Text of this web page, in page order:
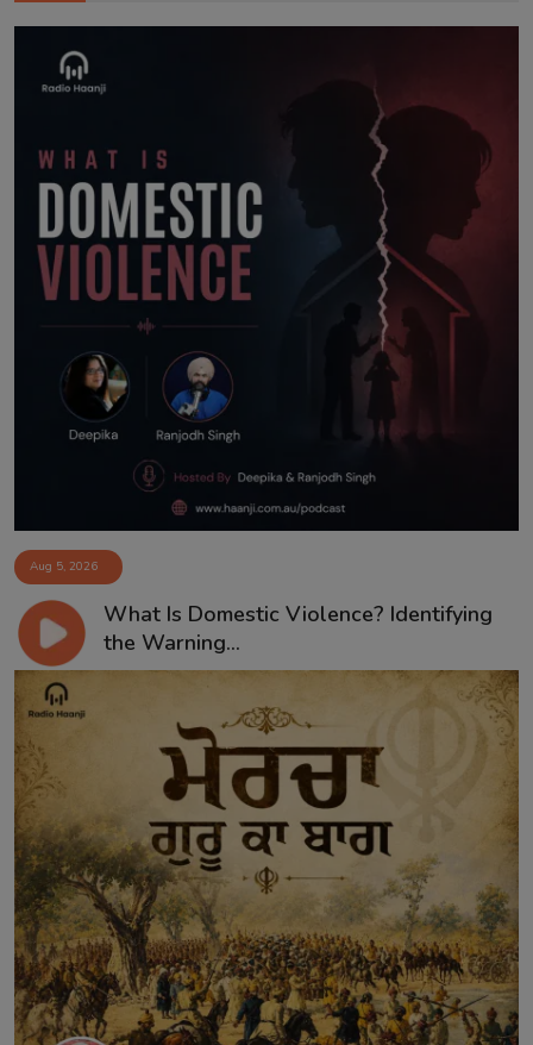
Aug 5, 2026
What Is Domestic Violence? Identifying
the Warning...